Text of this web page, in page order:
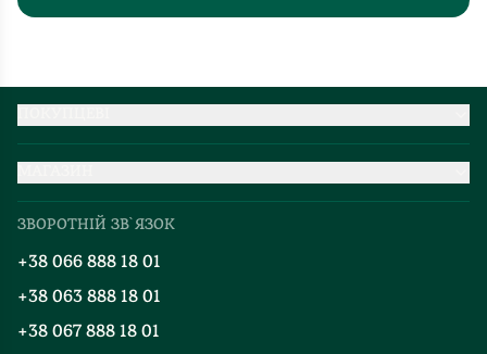
Добірки
Блог
Події
Книгарні
ЗВОРОТНІЙ ЗВ`ЯЗОК
+38 066 888 18 01
+38 063 888 18 01
+38 067 888 18 01